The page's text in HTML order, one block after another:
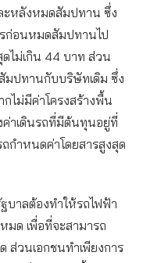
หลังหมดสัมปทาน ซึ่ง
รก่อนหมดสัมปทานไป
ดไม่เกิน 44 บาท ส่วน
มปทานกับบริษัทเดิม ซึ่ง
กไม่มีค่าโครงสร้างพื้น
ค่าเดินรถที่มีต้นทุนอยู่ที่
กำหนดค่าโดยสารสูงสุด
ลต้องทำให้รถไฟฟ้า
มด เพื่อที่จะสามารถ
ส่วนเอกชนทำเพียงการ